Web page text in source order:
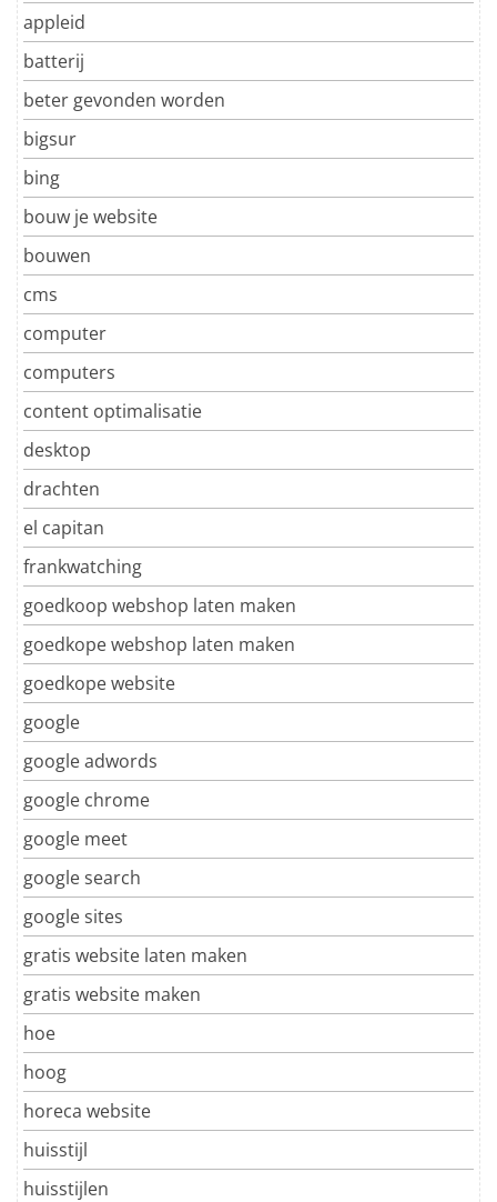
appleid
batterij
beter gevonden worden
bigsur
bing
bouw je website
bouwen
cms
computer
computers
content optimalisatie
desktop
drachten
el capitan
frankwatching
goedkoop webshop laten maken
goedkope webshop laten maken
goedkope website
google
google adwords
google chrome
google meet
google search
google sites
gratis website laten maken
gratis website maken
hoe
hoog
horeca website
huisstijl
huisstijlen